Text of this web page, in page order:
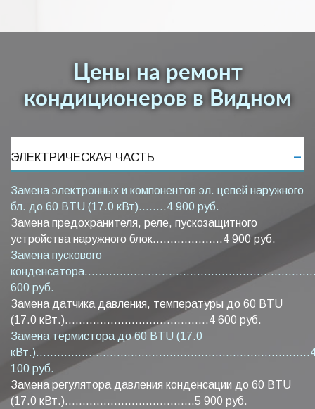
Цены на ремонт
кондиционеров в Видном
ЭЛЕКТРИЧЕСКАЯ ЧАСТЬ
Замена электронных и компонентов эл. цепей наружного
бл. до 60 BTU (17.0 кВт)........4 900 руб.
Замена предохранителя, реле, пускозащитного
устройства наружного блок....................4 900 руб.
Замена пускового
600 руб.
Замена датчика давления, температуры до 60 BTU
(17.0 кВт.).........................................4 600 руб.
Замена термистора до 60 BTU (17.0
100 руб.
Замена регулятора давления конденсации до 60 BTU
(17.0 кВт.).....................................5 900 руб.